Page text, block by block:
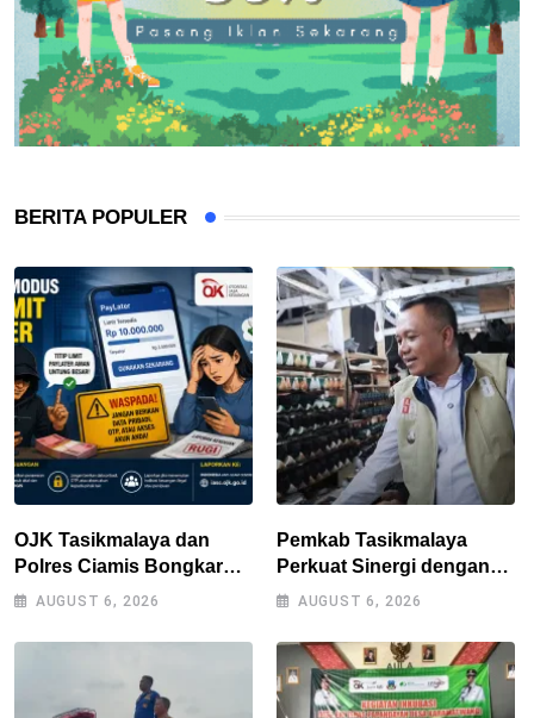
BERITA POPULER
OJK Tasikmalaya dan
Polres Ciamis Bongkar
Modus Penipuan Titip
Korban Tembus Rp500
AUGUST 6, 2026
Pemkab Tasikmalaya
Perkuat Sinergi dengan
Industri Lokal, Wabup
Zeintin
AUGUST 6, 2026